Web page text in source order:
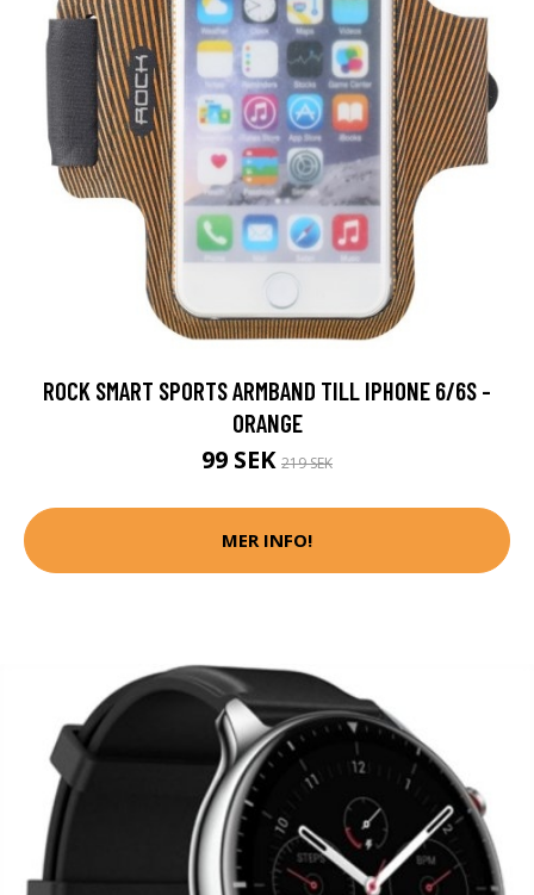
ROCK SMART SPORTS ARMBAND TILL IPHONE 6/6S -
ORANGE
99 SEK 219 SEK
MER INFO!